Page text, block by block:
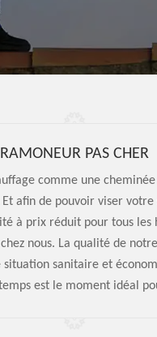
RAMONEUR PAS CHER
comme une
afin de pouvoir viser
à prix réduit pour tous les
nous. La qualité de
sanitaire et
est le moment idéal